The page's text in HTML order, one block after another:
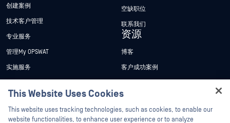
创建案例
技术客户管理
专业服务
管理My OPSWAT
实施服务
技术文档
培训
空缺职位
联系我们
资源
博客
客户成功案例
新闻报道
活动
This Website Uses Cookies
This website uses tracking technologies, such as cookies, to enable our
website functionalities, to enhance user experience or to analyze
Hey there!
I'm Ozzy, your OPSWAT virtual assistant.